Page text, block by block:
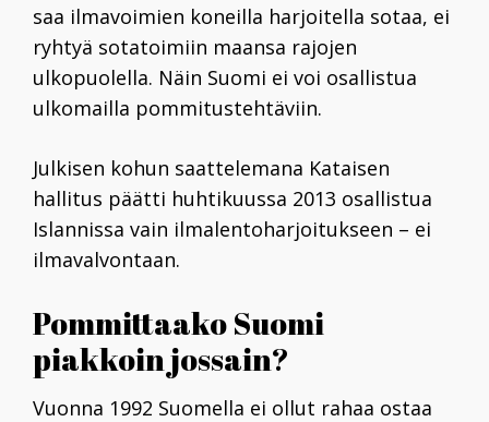
saa ilmavoimien koneilla harjoitella sotaa, ei
ryhtyä sotatoimiin maansa rajojen
ulkopuolella. Näin Suomi ei voi osallistua
ulkomailla pommitustehtäviin.
Julkisen kohun saattelemana Kataisen
hallitus päätti huhtikuussa 2013 osallistua
Islannissa vain ilmalentoharjoitukseen – ei
ilmavalvontaan.
Pommittaako Suomi
piakkoin jossain?
Vuonna 1992 Suomella ei ollut rahaa ostaa